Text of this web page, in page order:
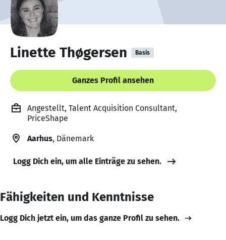
Linette Thøgersen Basis
Ganzes Profil ansehen
Angestellt, Talent Acquisition Consultant,
PriceShape
Aarhus, Dänemark
Logg Dich ein, um alle Einträge zu sehen.
Fähigkeiten und Kenntnisse
Logg Dich jetzt ein, um das ganze Profil zu sehen.